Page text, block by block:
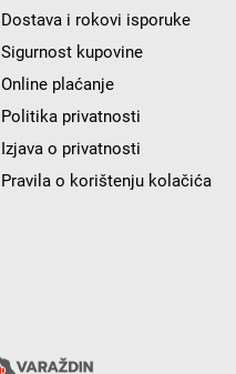
Dostava i rokovi isporuke
Sigurnost kupovine
Online plaćanje
Politika privatnosti
Izjava o privatnosti
Pravila o korištenju kolačića